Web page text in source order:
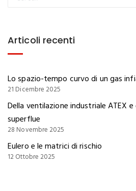
Articoli recenti
Lo spazio-tempo curvo di un gas
21 Dicembre 2025
Della ventilazione industriale ATEX
superflue
28 Novembre 2025
Eulero e le matrici di rischio
12 Ottobre 2025